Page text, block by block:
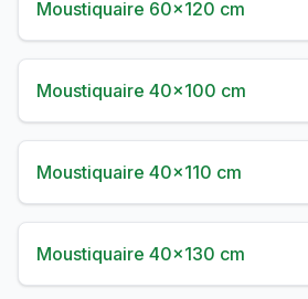
Moustiquaire 60×120 cm
Moustiquaire 40×100 cm
Moustiquaire 40×110 cm
Moustiquaire 40×130 cm